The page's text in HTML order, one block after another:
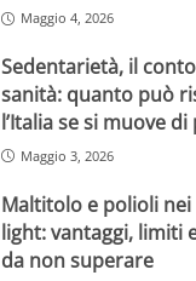
Maggio 4, 2026
Sedentarietà, il
sanità: quanto può
l’Italia se si muove di
Maggio 3, 2026
Maltitolo e polioli
light: vantaggi, limiti
da non superare